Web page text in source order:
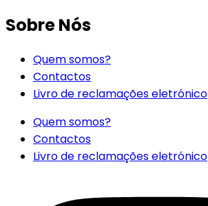
Sobre Nós
Quem somos?
Contactos
Livro de reclamações eletrónico
Quem somos?
Contactos
Livro de reclamações eletrónico